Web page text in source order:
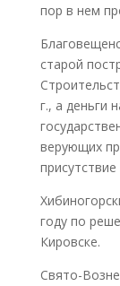
пор в нем
старой
г., а деньги
верующих
году по
Кировске.
Свято-